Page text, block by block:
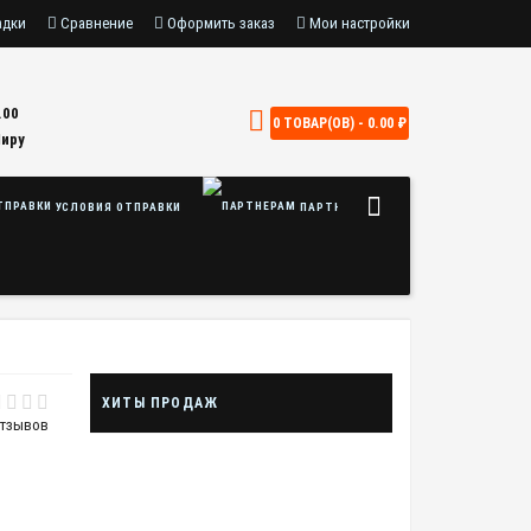
Сравнение Оформить заказ Мои настройки
0 ТОВАР(ОВ) - 0.00 ₽
УСЛОВИЯ ОТПРАВКИ ПАРТНЕРАМ
ХИТЫ ПРОДАЖ